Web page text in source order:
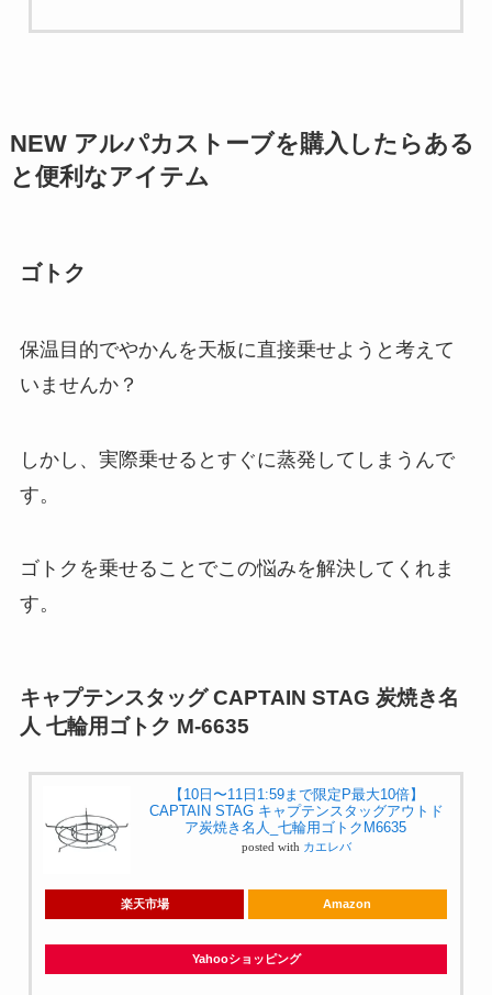
NEW アルパカストーブを購入したらある
と便利なアイテム
ゴトク
保温目的でやかんを天板に直接乗せようと考えて
いませんか？
しかし、実際乗せるとすぐに蒸発してしまうんで
す。
ゴトクを乗せることでこの悩みを解決してくれま
す。
キャプテンスタッグ CAPTAIN STAG 炭焼き名
人 七輪用ゴトク M-6635
【10日〜11日1:59まで限定P最大10倍】
CAPTAIN STAG キャプテンスタッグアウトド
ア炭焼き名人_七輪用ゴトクM6635
posted with カエレバ
楽天市場 Amazon
Yahooショッピング